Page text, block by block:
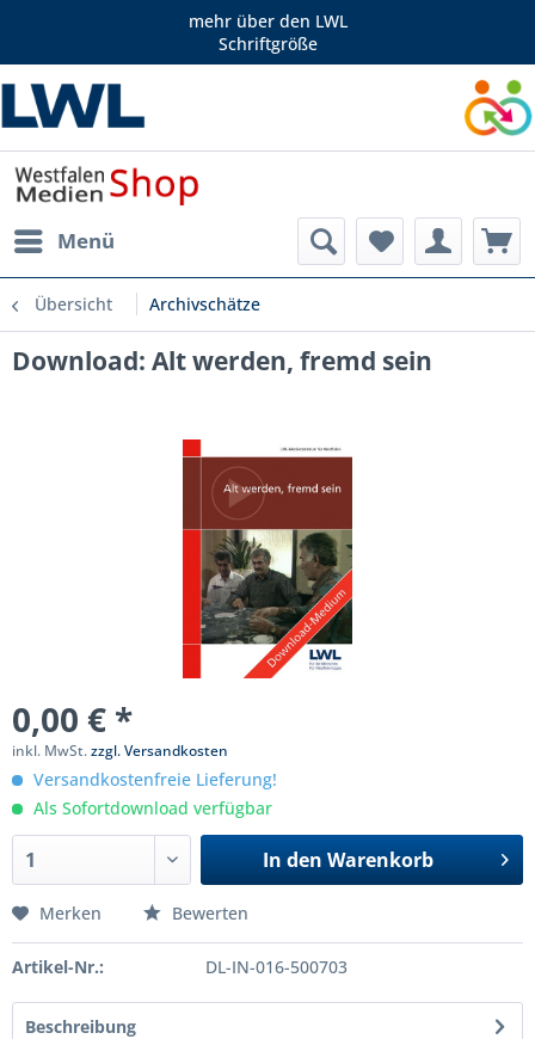
mehr über den LWL
Schriftgröße
Menü
Übersicht Archivschätze
Download: Alt werden, fremd sein
0,00 € *
inkl. MwSt.zzgl. Versandkosten
Versandkostenfreie Lieferung!
Als Sofortdownload verfügbar
In den Warenkorb
Merken Bewerten
Artikel-Nr.: DL-IN-016-500703
Beschreibung